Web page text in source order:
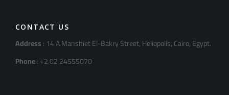
CONTACT US
Address: 14 A Manshiet El-Bakry Street, Heliopolis, Cairo, Egypt.
Phone: +2 02 24555070